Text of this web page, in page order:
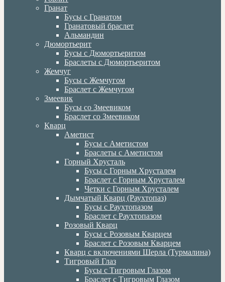
Гранат
Бусы с Гранатом
Гранатовый браслет
Альмандин
Дюмортьерит
Бусы с Дюмортьеритом
Браслеты с Дюмортьеритом
Жемчуг
Бусы с Жемчугом
Браслет с Жемчугом
Змеевик
Бусы со Змеевиком
Браслет со Змеевиком
Кварц
Аметист
Бусы с Аметистом
Браслеты с Аметистом
Горный Хрусталь
Бусы с Горным Хрусталем
Браслет с Горным Хрусталем
Четки с Горным Хрусталем
Дымчатый Кварц (Раухтопаз)
Бусы с Раухтопазом
Браслет с Раухтопазом
Розовый Кварц
Бусы с Розовым Кварцем
Браслет с Розовым Кварцем
Кварц с включениями Шерла (Турмалина)
Тигровый Глаз
Бусы с Тигровым Глазом
Браслет с Тигровым Глазом